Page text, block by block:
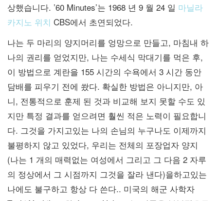
상했습니다. ’60 Minutes’는 1968 년 9 월 24 일 마닐라
카지노 위치 CBS에서 초연되었다.
나는 두 마리의 양지머리를 엉망으로 만들고, 마침내 하
나의 권리를 얻었지만, 나는 수세식 막대기를 먹은 후,
이 방법으로 계란을 155 시간의 수욕에서 3 시간 동안
담배를 피우기 전에 쐈다. 확실한 방법은 아니지만, 아
니, 전통적으로 훈제 된 것과 비교해 보지 못할 수도 있
지만 특정 결과를 얻으려면 훨씬 적은 노력이 필요합니
다. 그것을 가지고있는 나의 손님의 누구나도 이제까지
불평하지 않고 있었다, 우리는 전체의 포장업자 양지
(나는 1 개의 매력없는 여성에서 그리고 그 다음 2 자루
의 정상에서 그 시점까지 그것을 잘라 낸다)을하고있는
나에도 불구하고 항상 다 쓴다.. 미국의 해군 사학자